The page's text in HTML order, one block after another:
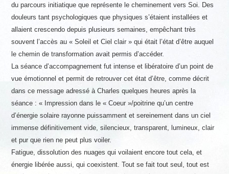
du parcours initiatique que représente le cheminement vers Soi. Des
douleurs tant psychologiques que physiques s’étaient installées et
allaient crescendo depuis plusieurs semaines, empêchant très
souvent l’accès au « Soleil et Ciel clair » qui était l’état d’être auquel
le chemin de transformation avait permis d’accéder.
La séance d’accompagnement fut intense et libératoire d’un point de
vue émotionnel et permit de retrouver cet état d’être, comme décrit
dans ce message adressé à Charles quelques heures après la
séance : « Impression dans le « Coeur »/poitrine qu’un centre
d’énergie solaire rayonne puissamment et sereinement dans un ciel
immense définitivement vide, silencieux, transparent, lumineux, clair
et pur que rien ne peut plus voiler.
Fatigue, dissolution des nuages qui voilaient encore tout cela, et
énergie libérée aussi, qui coexistent. Tout se fait tout seul, tout est